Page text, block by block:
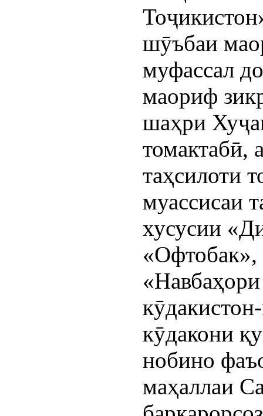
шӯъбаи
муфассал
маориф
шаҳри
томактабӣ,
таҳсилоти
муассисаи
хусусии
«Офтобак»,
кӯдакони
нобино
маҳаллаи